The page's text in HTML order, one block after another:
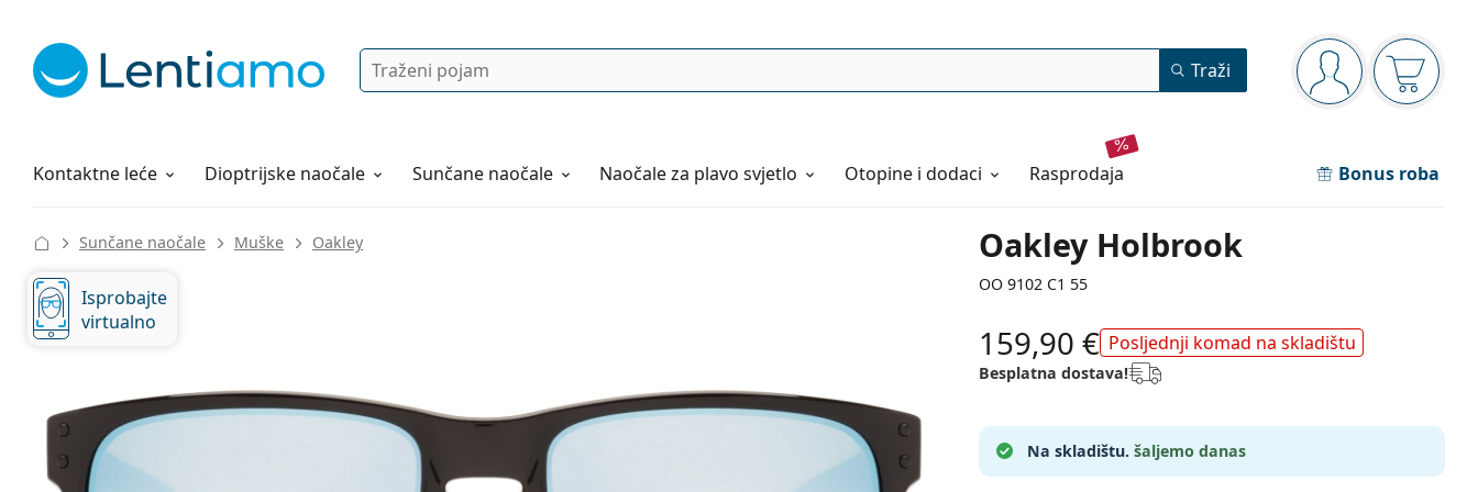
Navigacijska ploča
ste prijavljeni
Pretraga Traži
Kontaktne leće
Otopine za leće Dioptrijske naočale Sunčane naočale Naočaleza plavo svjetlo Otopine i dodaci rasprodaja Bonus roba
Sve o kupovini
Oakley Holbrook
OO 9102 C1 55
Sunčane naočale Muške Oakley
Isprobajte
virtualno
159,90 € Posljednji komad na skladištu
Besplatna dostava!
Na skladištu. šaljemo danas